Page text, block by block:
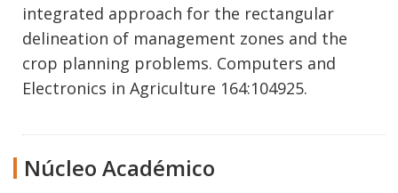
integrated approach for the rectangular
delineation of management zones and the
crop planning problems. Computers and
Electronics in Agriculture 164:104925.
Núcleo Académico